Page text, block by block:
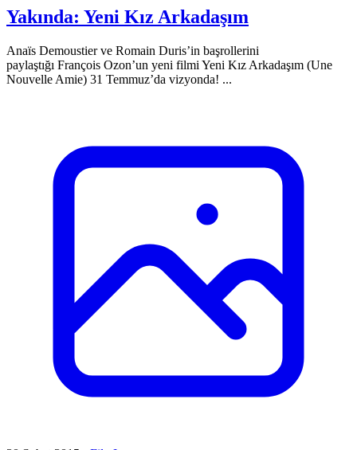
Yakında: Yeni Kız Arkadaşım
Anaïs Demoustier ve Romain Duris’in başrollerini
paylaştığı François Ozon’un yeni filmi Yeni Kız Arkadaşım (Une
Nouvelle Amie) 31 Temmuz’da vizyonda! ...